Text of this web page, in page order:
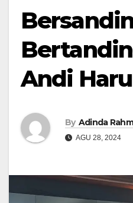
Andi
By Adinda
AGU 28, 2024